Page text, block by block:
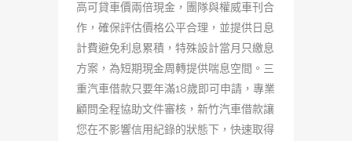
高可貸車價兩倍現金，團隊與權威車刊合
作，確保評估價格公平合理，並提供日息
計費避免利息累積，特殊設計當月只繳息
方案，為短期現金周轉提供喘息空間。三
重汽車借款只要年滿18歲即可申請，專業
顧問全程協助文件審核，新竹汽車借款讓
您在不影響信用紀錄的狀態下，快速取得